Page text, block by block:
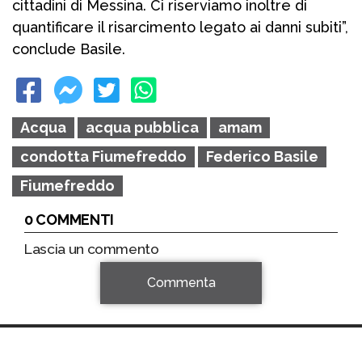
cittadini di Messina. Ci riserviamo inoltre di
quantificare il risarcimento legato ai danni subiti”,
conclude Basile.
Acqua acqua pubblica
amam
condotta Fiumefreddo
Federico Basile
Fiumefreddo
0 COMMENTI
Lascia un commento
Commenta